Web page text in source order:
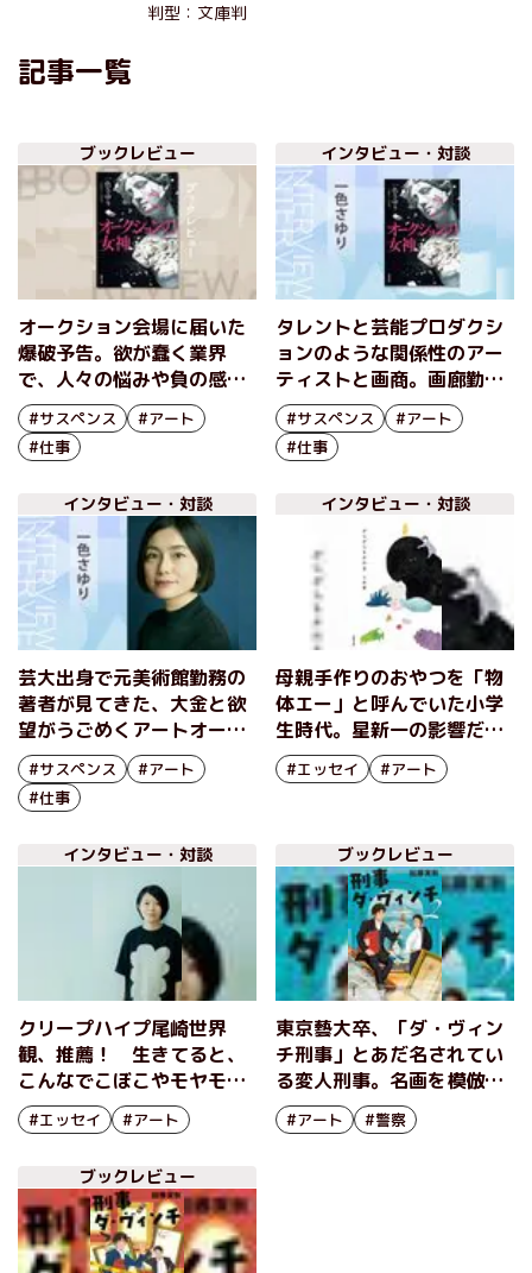
判型：文庫判
記事一覧
ブックレビュー
オークション会場に届いた
爆破予告。欲が蠢く業界
で、人々の悩みや負の感情
が浮き彫りになる傑作アー
トサスペンス！『オークシ
ョンの女神』一色さゆり
#サスペンス
#アート
#仕事
インタビュー・対談
タレントと芸能プロダクシ
ョンのような関係性のアー
ティストと画商。画廊勤務
経験のある著者が描くアー
トサスペンス 『オークシ
ョンの女神』一色さゆりイ
#サスペンス
#アート
#仕事
インタビュー・対談
芸大出身で元美術館勤務の
著者が見てきた、大金と欲
望がうごめくアートオーク
ションの世界とは？『オー
クションの女神』一色さゆ
りインタビュー（前編）
#サスペンス
#アート
#仕事
インタビュー・対談
母親手作りのおやつを「物
体エー」と呼んでいた小学
生時代。星新一の影響だっ
た!? 子供時代の記憶の断
片もたくさん登場。人気イ
らをさわる』三好愛インタ
ビュー（後編）
#エッセイ #アート
インタビュー・対談
クリープハイプ尾崎世界
観、推薦！ 生きてると、
こんなでこぼこやモヤモ
ヤ、ありませんか？ 読め
ばきっと共感、人気イラス
＆イラスト集 『ざらざら
をさわる』三好愛インタビ
ュー（前編）
#エッセイ #アート
ブックレビュー
東京藝大卒、「ダ・ヴィン
チ刑事」とあだ名されてい
る変人刑事。名画を模倣し
た連続猟奇殺人事件の謎を
解く 『刑事ダ・ヴィンチ
#アート #警察
ブックレビュー